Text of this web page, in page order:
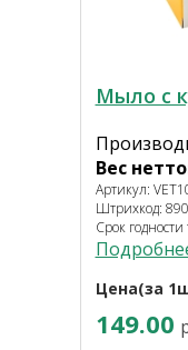
Мыло с
Вес
Артикул:
Штрихкод:
Срок
Цена(за
149.00